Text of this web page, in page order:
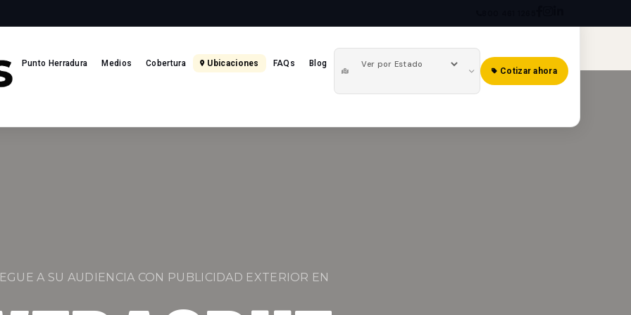
Punto Herradura Medios Cobertura Ubicaciones FAQs
Blog
Cotizar ahora
A SU AUDIENCIA CON PUBLICIDAD EXTERIOR EN